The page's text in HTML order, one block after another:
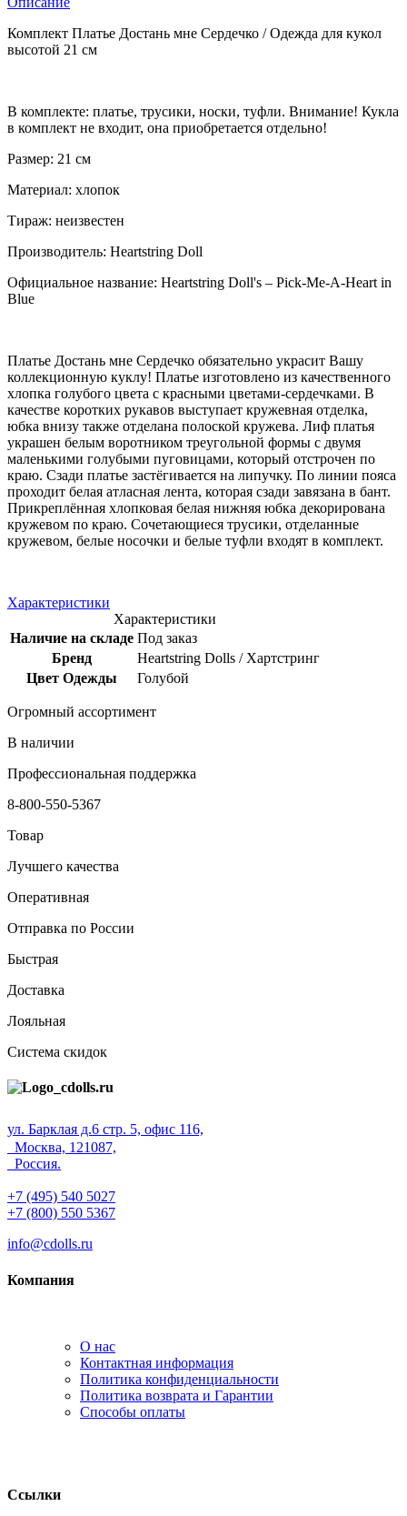
Комплект Платье Достань мне Сердечко / Одежда для кукол
высотой 21 см
В комплекте: платье, трусики, носки, туфли. Внимание! Кукла
в комплект не входит, она приобретается отдельно!
Размер: 21 см
Материал: хлопок
Тираж: неизвестен
Производитель: Heartstring Doll
Официальное название: Heartstring Doll's – Pick-Me-A-Heart in
Blue
Платье Достань мне Сердечко обязательно украсит Вашу
коллекционную куклу! Платье изготовлено из качественного
хлопка голубого цвета с красными цветами-сердечками. В
качестве коротких рукавов выступает кружевная отделка,
юбка внизу также отделана полоской кружева. Лиф платья
украшен белым воротником треугольной формы с двумя
маленькими голубыми пуговицами, который отстрочен по
краю. Сзади платье застёгивается на липучку. По линии пояса
проходит белая атласная лента, которая сзади завязана в бант.
Прикреплённая хлопковая белая нижняя юбка декорирована
кружевом по краю. Сочетающиеся трусики, отделанные
кружевом, белые носочки и белые туфли входят в комплект.
Характеристики
Характеристики
Наличие на складе Под заказ
Бренд
Heartstring Dolls / Хартстринг
Цвет Одежды
Голубой
Огромный ассортимент
В наличии
Профессиональная поддержка
8-800-550-5367
Товар
Лучшего качества
Оперативная
Отправка по России
Быстрая
Доставка
Лояльная
Система скидок
ул. Барклая д.6 стр. 5, офис 116,
Москва, 121087,
Россия.
+7 (495) 540 5027
+7 (800) 550 5367
info@cdolls.ru
Компания
О нас
Контактная информация
Политика конфиденциальности
Политика возврата и Гарантии
Способы оплаты
Ссылки